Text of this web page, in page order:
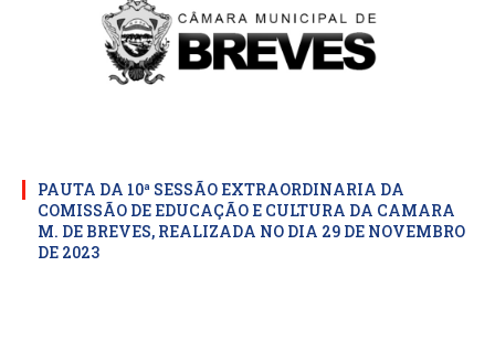
PAUTA DA 10ª SESSÃO EXTRAORDINARIA DA
COMISSÃO DE EDUCAÇÃO E CULTURA DA CAMARA
M. DE BREVES, REALIZADA NO DIA 29 DE NOVEMBRO
DE 2023